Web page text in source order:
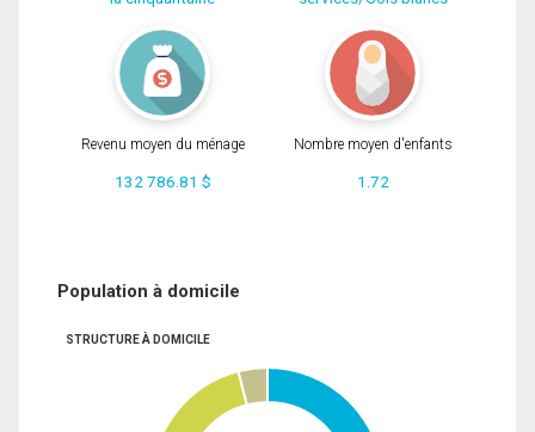
Revenu moyen du ménage
132 786.81 $
Nombre moyen d'enfants
1.72
Population à domicile
STRUCTURE À DOMICILE